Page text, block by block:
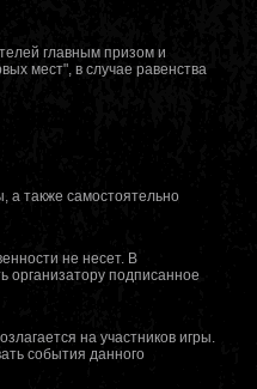
главным призом и
мест", в случае равенства
а также самостоятельно
не несет. В
организатору подписанное
на участников игры.
события данного